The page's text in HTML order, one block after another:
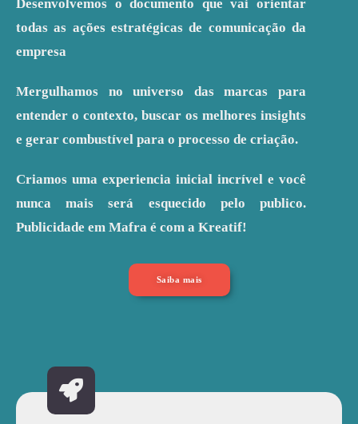
Desenvolvemos o documento que vai orientar
todas as ações estratégicas de comunicação da
empresa
Mergulhamos no universo das marcas para
entender o contexto, buscar os melhores insights
e gerar combustível para o processo de criação.
Criamos uma experiencia inicial incrível e você
nunca mais será esquecido pelo publico.
Publicidade em Mafra é com a Kreatif!
Saiba mais